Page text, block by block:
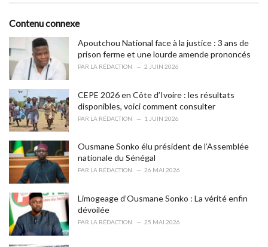
e
r
e
:
Contenu connexe
Apoutchou National face à la justice : 3 ans de
prison ferme et une lourde amende prononcés
PAR LA RÉDACTION 2 JUIN 2026
CEPE 2026 en Côte d’Ivoire : les résultats
disponibles, voici comment consulter
PAR LA RÉDACTION 1 JUIN 2026
Ousmane Sonko élu président de l’Assemblée
nationale du Sénégal
PAR LA RÉDACTION 26 MAI 2026
Limogeage d’Ousmane Sonko : La vérité enfin
dévoilée
PAR LA RÉDACTION 25 MAI 2026